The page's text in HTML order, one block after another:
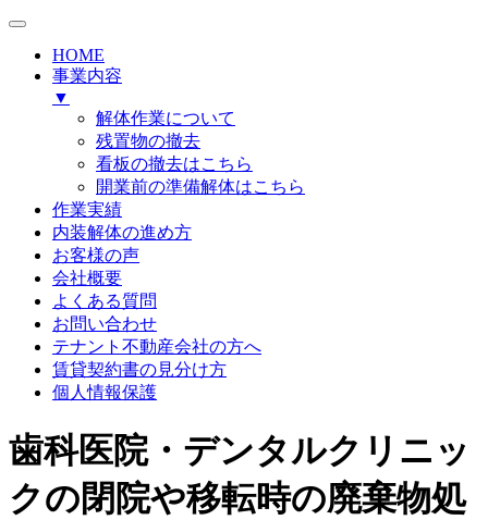
HOME
事業内容
▼
解体作業について
残置物の撤去
看板の撤去はこちら
開業前の準備解体はこちら
作業実績
内装解体の進め方
お客様の声
会社概要
よくある質問
お問い合わせ
テナント不動産会社の方へ
賃貸契約書の見分け方
個人情報保護
歯科医院・デンタルクリニッ
クの閉院や移転時の廃棄物処